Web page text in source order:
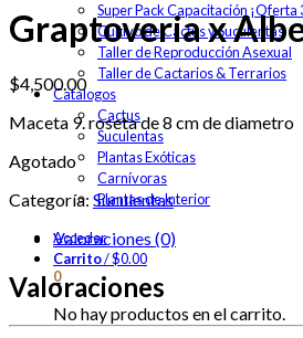
Super Pack Capacitación ¡Oferta
Cultivo de Cactus y Suculentas
Taller de Reproducción Asexual
Taller de Cactarios & Terrarios
Catalogos
Cactus
Suculentas
Plantas Exóticas
Carnívoras
Plantas de Interior
Acceder
Carrito/$0.00
0
No hay productos en el carrito.
Graptoveria x
$4,500.00
Maceta 9. roseta de 8 cm de diametro
Agotado
Categoría: Suculentas
Valoraciones (0)
Valoraciones